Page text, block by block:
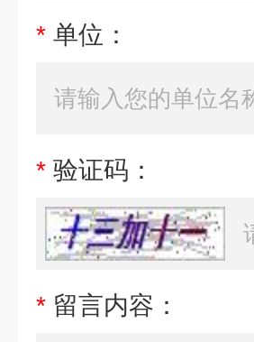
* 单位：
* 验证码：
* 留言内容：